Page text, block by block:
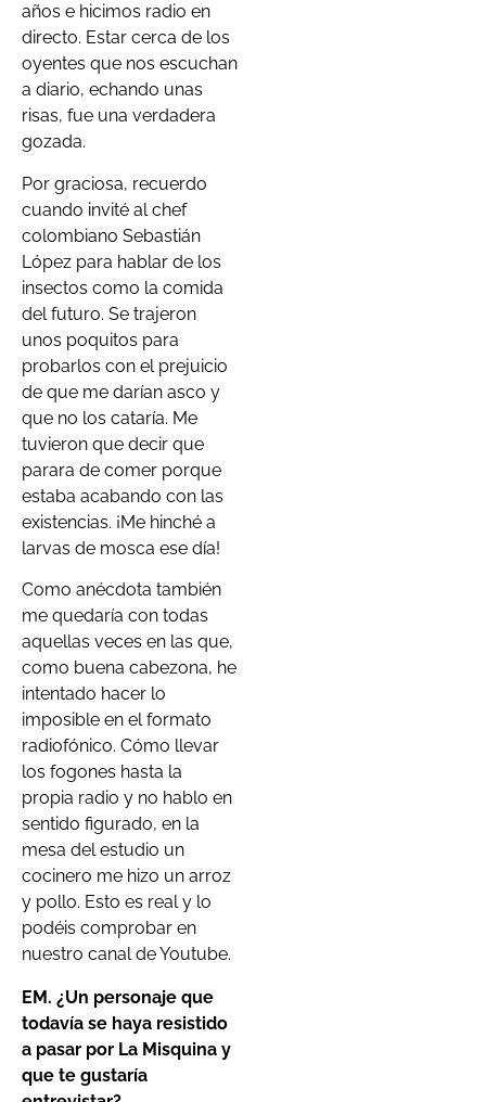
años e hicimos radio en
directo. Estar cerca de los
oyentes que nos escuchan
a diario, echando unas
risas, fue una verdadera
gozada.
Por graciosa, recuerdo
cuando invité al chef
colombiano Sebastián
López para hablar de los
insectos como la comida
del futuro. Se trajeron
unos poquitos para
probarlos con el prejuicio
de que me darían asco y
que no los cataría. Me
tuvieron que decir que
parara de comer porque
estaba acabando con las
existencias. ¡Me hinché a
larvas de mosca ese día!
Como anécdota también
me quedaría con todas
aquellas veces en las que,
como buena cabezona, he
intentado hacer lo
imposible en el formato
radiofónico. Cómo llevar
los fogones hasta la
propia radio y no hablo en
sentido figurado, en la
mesa del estudio un
cocinero me hizo un arroz
y pollo. Esto es real y lo
podéis comprobar en
nuestro canal de Youtube.
EM. ¿Un personaje que
todavía se haya resistido
a pasar por La Misquina y
que te gustaría